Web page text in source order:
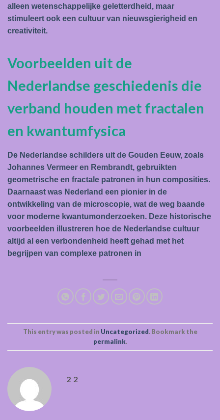
alleen wetenschappelijke geletterdheid, maar
stimuleert ook een cultuur van nieuwsgierigheid en
creativiteit.
Voorbeelden uit de
Nederlandse geschiedenis die
verband houden met fractalen
en kwantumfysica
De Nederlandse schilders uit de Gouden Eeuw, zoals
Johannes Vermeer en Rembrandt, gebruikten
geometrische en fractale patronen in hun composities.
Daarnaast was Nederland een pionier in de
ontwikkeling van de microscopie, wat de weg baande
voor moderne kwantumonderzoeken. Deze historische
voorbeelden illustreren hoe de Nederlandse cultuur
altijd al een verbondenheid heeft gehad met het
begrijpen van complexe patronen in
This entry was posted in Uncategorized. Bookmark the
permalink.
2 2